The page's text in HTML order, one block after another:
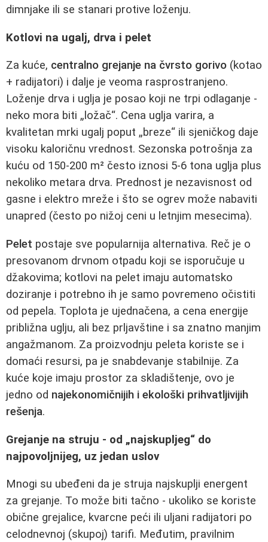
dimnjake ili se stanari protive loženju.
Kotlovi na ugalj, drva i pelet
Za kuće, centralno grejanje na čvrsto gorivo (kotao
+ radijatori) i dalje je veoma rasprostranjeno.
Loženje drva i uglja je posao koji ne trpi odlaganje -
neko mora biti „ložač“. Cena uglja varira, a
kvalitetan mrki ugalj poput „breze“ ili sjeničkog daje
visoku kaloričnu vrednost. Sezonska potrošnja za
kuću od 150-200 m² često iznosi 5-6 tona uglja plus
nekoliko metara drva. Prednost je nezavisnost od
gasne i elektro mreže i što se ogrev može nabaviti
unapred (često po nižoj ceni u letnjim mesecima).
Pelet postaje sve popularnija alternativa. Reč je o
presovanom drvnom otpadu koji se isporučuje u
džakovima; kotlovi na pelet imaju automatsko
doziranje i potrebno ih je samo povremeno očistiti
od pepela. Toplota je ujednačena, a cena energije
približna uglju, ali bez prljavštine i sa znatno manjim
angažmanom. Za proizvodnju peleta koriste se i
domaći resursi, pa je snabdevanje stabilnije. Za
kuće koje imaju prostor za skladištenje, ovo je
jedno od najekonomičnijih i ekološki prihvatljivijih
rešenja.
Grejanje na struju - od „najskupljeg“ do
najpovoljnijeg, uz jedan uslov
Mnogi su ubeđeni da je struja najskuplji energent
za grejanje. To može biti tačno - ukoliko se koriste
obične grejalice, kvarcne peći ili uljani radijatori po
celodnevnoj (skupoj) tarifi. Međutim, pravilnim